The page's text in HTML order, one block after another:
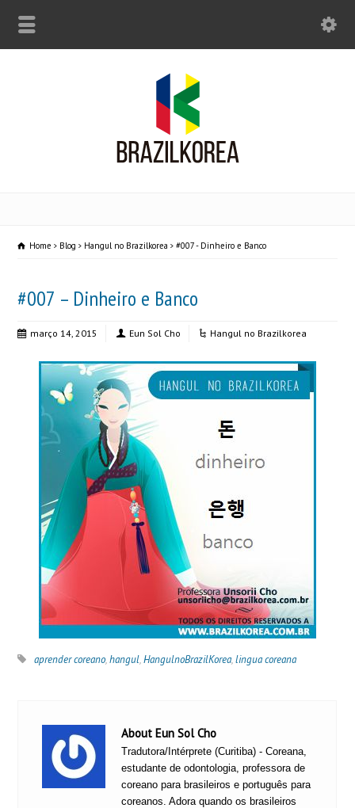
Home Blog Hangul no Brazilkorea #007 - Dinheiro e Banco
#007 – Dinheiro e Banco
março 14, 2015 Eun Sol Cho Hangul no Brazilkorea
aprender coreano,hangul,HangulnoBrazilKorea,lingua coreana
About Eun Sol Cho
Tradutora/Intérprete (Curitiba) - Coreana,
estudante de odontologia, professora de
coreano para brasileiros e português para
coreanos. Adora quando os brasileiros